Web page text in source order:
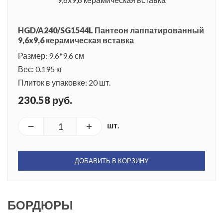
HGD/A240/SG1544L Пантеон лаппатированный
9,6x9,6 керамическая вставка
Размер: 9.6*9.6 см
Вес: 0.195 кг
Плиток в упаковке: 20 шт.
230.58 руб.
шт.
ДОБАВИТЬ В КОРЗИНУ
БОРДЮРЫ